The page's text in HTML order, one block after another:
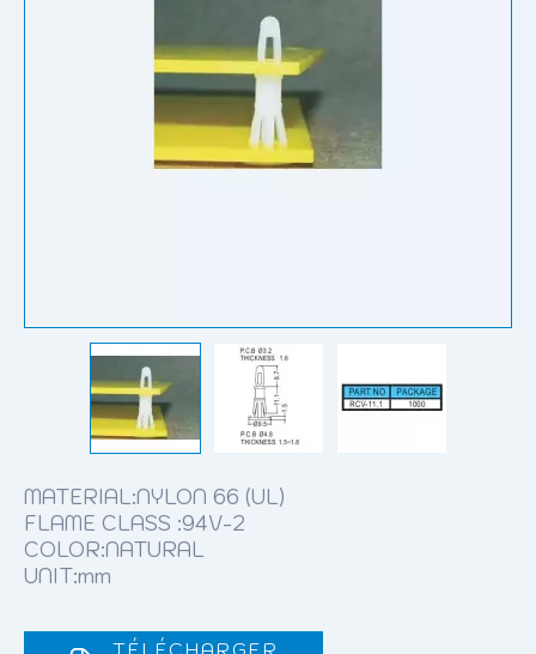
MATERIAL:NYLON 66 (UL)
FLAME CLASS :94V-2
COLOR:NATURAL
UNIT:mm